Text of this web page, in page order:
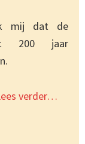
mij dat de
200 jaar
verder…